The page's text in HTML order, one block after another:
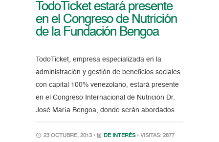
TodoTicket estará presente
en el Congreso de Nutrición
de la Fundación Bengoa
TodoTicket, empresa especializada en la
administración y gestión de beneficios sociales
con capital 100% venezolano, estará presente
en el Congreso Internacional de Nutrición Dr.
José María Bengoa, donde serán abordados
23 OCTUBRE, 2013 • DE INTERÉS • VISITAS: 2877